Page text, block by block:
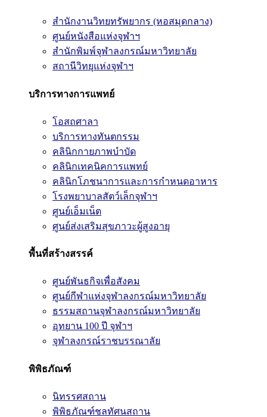
สำนักงานวิทยทรัพยากร (หอสมุดกลาง)
ศูนย์หนังสือแห่งจุฬาฯ
สำนักพิมพ์จุฬาลงกรณ์มหาวิทยาลัย
สถานีวิทยุแห่งจุฬาฯ
บริการทางการแพทย์
โอสถศาลา
บริการทางทันตกรรม
คลินิกกายภาพบำบัด
คลินิกเทคนิคการแพทย์
คลินิกโภชนาการและการกำหนดอาหาร
โรงพยาบาลสัตว์เล็กจุฬาฯ
ศูนย์เอ็มเน็ต
ศูนย์ส่งเสริมสุขภาวะผู้สูงอายุ
พื้นที่สร้างสรรค์
ศูนย์พันธกิจเพื่อสังคม
ศูนย์กีฬาแห่งจุฬาลงกรณ์มหาวิทยาลัย
ธรรมสถานจุฬาลงกรณ์มหาวิทยาลัย
อุทยาน 100 ปี จุฬาฯ
จุฬาลงกรณ์ราชบรรณาลัย
พิพิธภัณฑ์
นิทรรศสถาน
พิพิธภัณฑ์ชลทัศนสถาน